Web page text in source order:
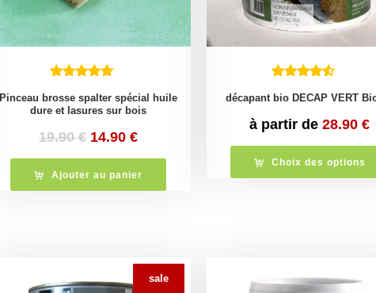
Pinceau brosse spalter spécial huile
dure et lasures sur bois
19.90€ Le
initial
14.90 €Le
actuel
est :
Ajouter au panier
décapant bio DECAP VERT
à partir de 28.90 €
Choix des options
sale